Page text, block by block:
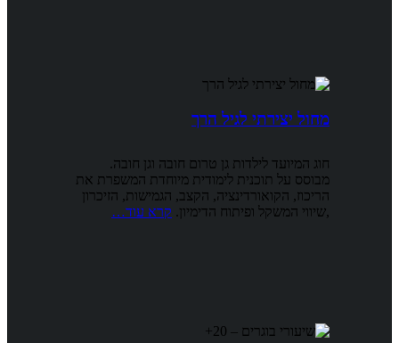
מחול יצירתי לגיל הרך
חוג המיועד לילדות גן טרום חובה וגן חובה.
מבוסס על תוכנית לימודית מיוחדת המשפרת את
הריכוז, הקואורדינציה, הקצב, הגמישות, הזיכרון
,שיווי המשקל ופיתוח הדימיון. קרא עוד…